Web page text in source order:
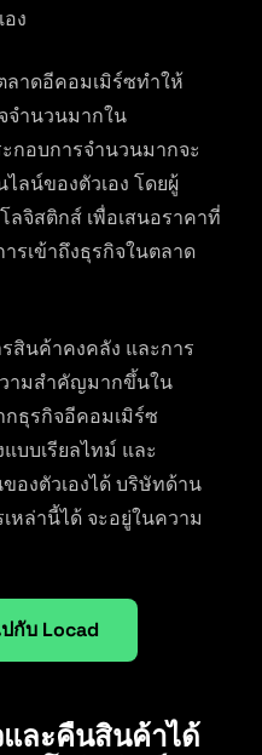
ง
ลาดอีคอมเมิร์ซทำให้
จำนวนมากใน
กอบการจำนวนมากจะ
ลน์ของตัวเอง โดยผู้
ลจิสติกส์ เพื่อเสนอราคาที่
รเข้าถึงธุรกิจในตลาด
สินค้าคงคลัง และการ
ามสำคัญมากขึ้นใน
กธุรกิจอีคอมเมิร์ซ
บบเรียลไทม์ และ
องตัวเองได้ บริษัทด้าน
หล่านี้ได้ จะอยู่ในความ
กับ Locad
และคืนสินค้าได้